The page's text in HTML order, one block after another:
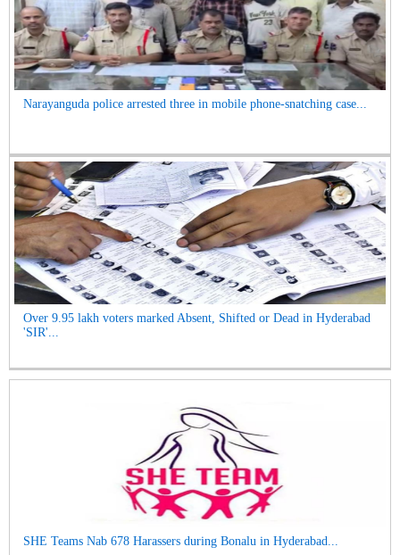
Narayanguda police arrested three in mobile phone-snatching case...
Over 9.95 lakh voters marked Absent, Shifted or Dead in Hyderabad
'SIR'...
SHE Teams Nab 678 Harassers during Bonalu in Hyderabad...